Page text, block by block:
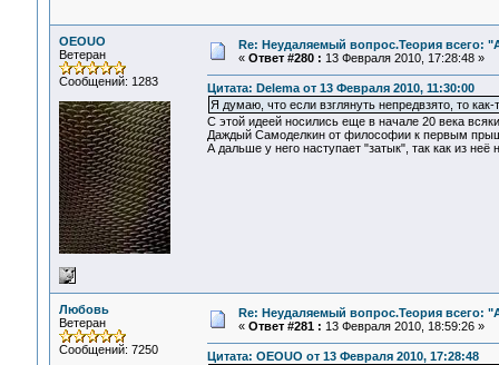
OEOUO
Ветеран
Сообщений: 1283
Re: Неудаляемый вопрос.Теория всего:
« Ответ #280 : 13 Февраля 2010, 17:28:48 »
Цитата: Delema от 13 Февраля 2010, 11:30:00
Я думаю, что если взглянуть непредвзято, то
С этой идеей носились еще в начале 20 века
Даждый Самоделкин от философии к первым
А дальше у него наступает "затык", так как из
Любовь
Ветеран
Сообщений: 7250
Re: Неудаляемый вопрос.Теория всего:
« Ответ #281 : 13 Февраля 2010, 18:59:26 »
Цитата: OEOUO от 13 Февраля 2010, 17:28:48